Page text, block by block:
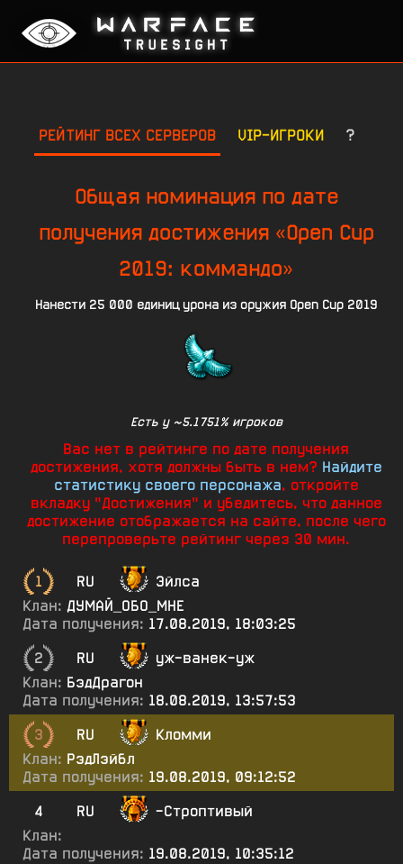
РЕЙТИНГ ВСЕХ СЕРВЕРОВ VIP-ИГРОКИ ?
Общая номинация по дате
получения достижения «Open Cup
2019: коммандо»
Нанести 25 000 единиц урона из оружия Open Cup 2019
Есть у ~5.1751% игроков
Вас нет в рейтинге по дате получения
достижения, хотя должны быть в нем? Найдите
статистику своего персонажа, откройте
вкладку "Достижения" и убедитесь, что данное
достижение отображается на сайте, после чего
перепроверьте рейтинг через 30 мин.
1 RU
Эйлса
Клан: ДУМАЙ_ОБО_МНЕ
Дата получения: 17.08.2019, 18:03:25
2
RU
уж-ванек-уж
Клан: БэдДрагон
Дата получения: 18.08.2019, 13:57:53
3
RU
Кломми
Клан: РэдЛэйбл
Дата получения: 19.08.2019, 09:12:52
4
RU
-Строптивый
Клан:
Дата получения: 19.08.2019, 10:35:12